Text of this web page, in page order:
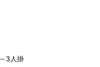
3人掛